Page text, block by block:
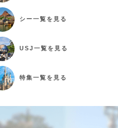
シー一覧を見る
USJ 一覧を見る
特集一覧を見る